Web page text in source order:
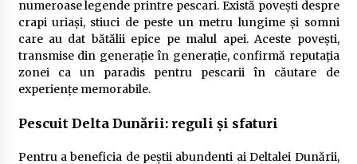
numeroase legende printre pescari. Există povești despre
crapi uriași, stiuci de peste un metru lungime și somni
care au dat bătălii epice pe malul apei. Aceste povești,
transmise din generație în generație, confirmă reputația
zonei ca un paradis pentru pescarii în căutare de
experiențe memorabile.
Pescuit Delta Dunării: reguli și sfaturi
Pentru a beneficia de peștii abundenti ai Deltalei Dunării,